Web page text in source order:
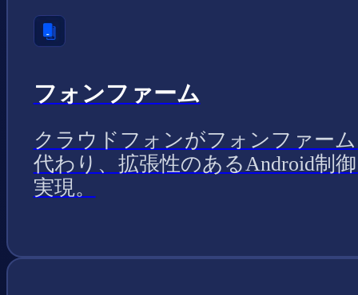
フォンファーム
クラウドフォンがフォンファー
代わり、拡張性のあるAndroid制
実現。